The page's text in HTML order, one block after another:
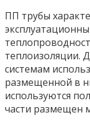
ПП трубы
теплоизоляции.
системам
размещенной в
используются
части размещен